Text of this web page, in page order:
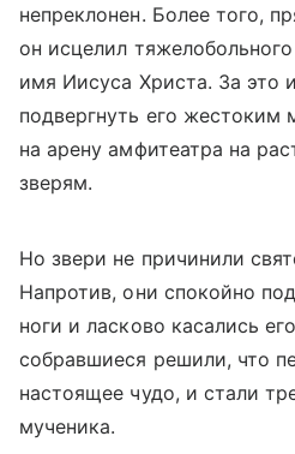
непреклонен. Более того,
он исцелил
имя Иисуса Христа. За это
подвергнуть его жестоким
на арену амфитеатра на
зверям.
Но звери не причинили
Напротив, они спокойно
ноги и ласково касались
собравшиеся решили, что
настоящее чудо, и стали
мученика.